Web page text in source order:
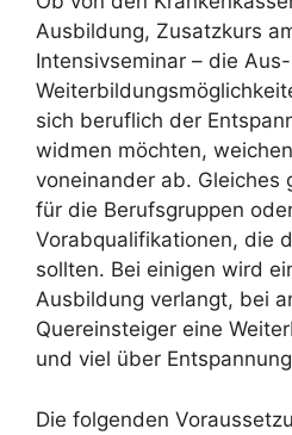
Ausbildung, Zusatzkurs
Intensivseminar – die
sich beruflich der
widmen möchten,
voneinander ab. Gleiches
für die Berufsgruppen
Vorabqualifikationen, die
sollten. Bei einigen wird
Ausbildung verlangt, bei
Quereinsteiger eine
und viel über
Die folgenden